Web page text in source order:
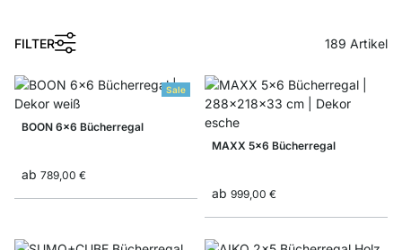
FILTER 189 Artikel
Sale
BOON 6x6 Bücherregal
ab 789,00 €
MAXX 5x6 Bücherregal
ab 999,00 €